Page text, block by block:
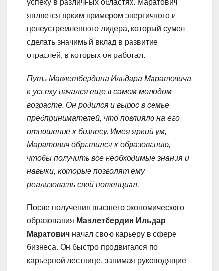
успеху в различных областях. Маратович
является ярким примером энергичного и
целеустремленного лидера, который сумел
сделать значимый вклад в развитие
отраслей, в которых он работал.
Путь Мавлетбердина Ильдара Маратовича
к успеху начался еще в самом молодом
возрасте. Он родился и вырос в семье
предпринимателей, что повлияло на его
отношение к бизнесу. Имея яркий ум,
Маратович обратился к образованию,
чтобы получить все необходимые знания и
навыки, которые позволят ему
реализовать свой потенциал.
После получения высшего экономического
образования Мавлетбердин Ильдар
Маратович начал свою карьеру в сфере
бизнеса. Он быстро продвигался по
карьерной лестнице, занимая руководящие